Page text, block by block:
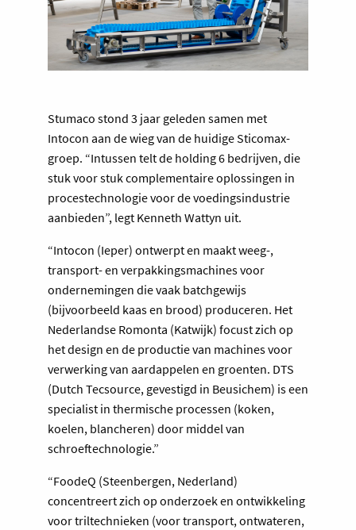
Stumaco stond 3 jaar geleden samen met
Intocon aan de wieg van de huidige Sticomax-
groep. “Intussen telt de holding 6 bedrijven, die
stuk voor stuk complementaire oplossingen in
procestechnologie voor de voedingsindustrie
aanbieden”, legt Kenneth Wattyn uit.
“Intocon (Ieper) ontwerpt en maakt weeg-,
transport- en verpakkingsmachines voor
ondernemingen die vaak batchgewijs
(bijvoorbeeld kaas en brood) produceren. Het
Nederlandse Romonta (Katwijk) focust zich op
het design en de productie van machines voor
verwerking van aardappelen en groenten. DTS
(Dutch Tecsource, gevestigd in Beusichem) is een
specialist in thermische processen (koken,
koelen, blancheren) door middel van
schroeftechnologie.”
“FoodeQ (Steenbergen, Nederland)
concentreert zich op onderzoek en ontwikkeling
voor triltechnieken (voor transport, ontwateren,